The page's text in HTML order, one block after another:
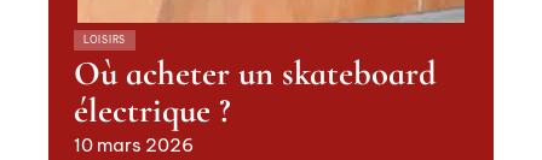
LOISIRS
Où acheter un skateboard
électrique ?
10 mars 2026